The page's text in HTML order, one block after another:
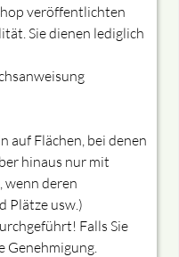
veröffentlichten
Sie dienen lediglich
auf Flächen, bei denen
hinaus nur mit
wenn deren
Plätze usw.)
Falls Sie
Genehmigung.